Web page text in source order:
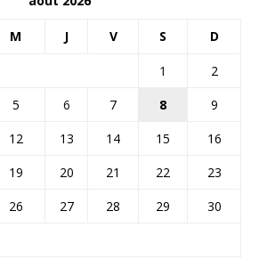
M J V S D
1
2
5 6 7 8
9
12 13 14 15
16
19 20 21 22
23
26 27 28 29
30